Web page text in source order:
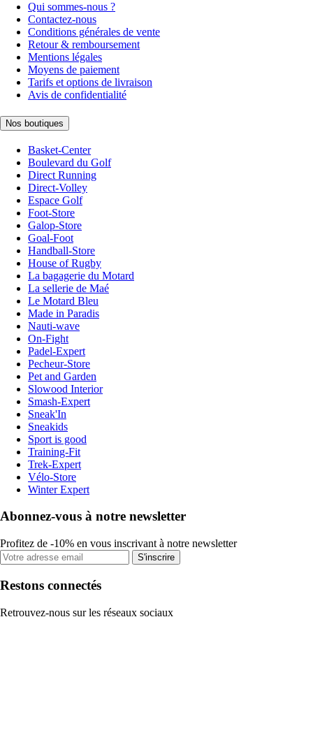
Qui sommes-nous ?
Contactez-nous
Conditions générales de vente
Retour & remboursement
Mentions légales
Moyens de paiement
Tarifs et options de livraison
Avis de confidentialité
Nos boutiques
Basket-Center
Boulevard du Golf
Direct Running
Direct-Volley
Espace Golf
Foot-Store
Galop-Store
Goal-Foot
Handball-Store
House of Rugby
La bagagerie du Motard
La sellerie de Maé
Le Motard Bleu
Made in Paradis
Nauti-wave
On-Fight
Padel-Expert
Pecheur-Store
Pet and Garden
Slowood Interior
Smash-Expert
Sneak'In
Sneakids
Sport is good
Training-Fit
Trek-Expert
Vélo-Store
Winter Expert
Abonnez-vous à notre newsletter
Profitez de -10% en vous inscrivant à notre newsletter
S'inscrire
Restons connectés
Retrouvez-nous sur les réseaux sociaux